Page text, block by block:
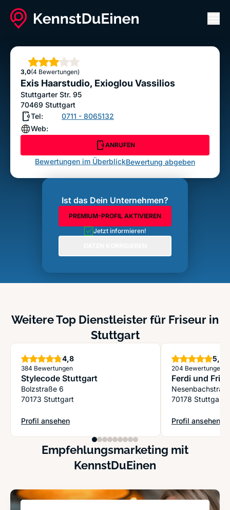
Exis Haarstudio, Exioglou Vassilios
3,0
Sterne
(4 Bewertungen)
Exis Haarstudio, Exioglou Vassilios
Stuttgarter Str. 95
70469 Stuttgart
Tel:
0711 - 8065132
Web:
ANRUFEN
Bewertungen im ÜberblickBewertung abgeben
Ist das Dein Unternehmen?
PREMIUM-PROFIL AKTIVIEREN
Jetzt informieren!
Weitere Top Dienstleister für Friseur in
Stuttgart
4,8Sterne
384 Bewertungen
Stylecode Stuttgart
Bolzstraße 6
70173 Stuttgart
Profil ansehen
: Stylecode Stuttgart
5,0
204 Bewertungen
Ferdi und
70178 Stuttgart
Profil ansehen
: Ferdi und
Empfehlungsmarketing mit
KennstDuEinen